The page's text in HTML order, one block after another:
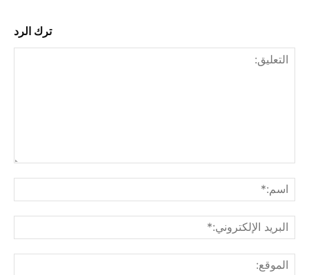
ترك الرد